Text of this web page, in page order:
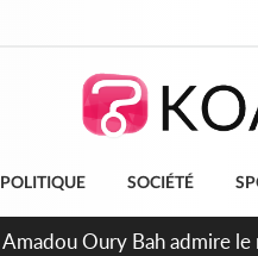
POLITIQUE SOCIÉTÉ
FCFA de la France pour